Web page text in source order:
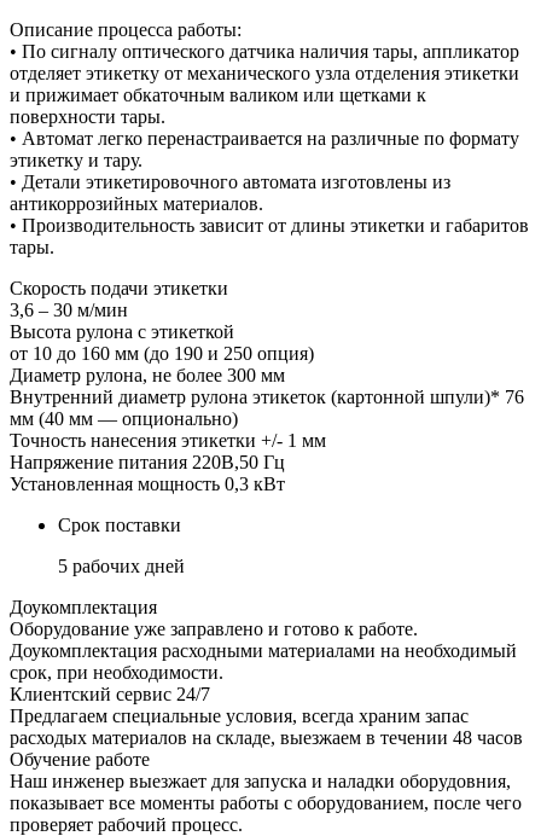
Описание процесса работы:
• По сигналу оптического датчика наличия тары, аппликатор
отделяет этикетку от механического узла отделения этикетки
и прижимает обкаточным валиком или щетками к
поверхности тары.
• Автомат легко перенастраивается на различные по формату
этикетку и тару.
• Детали этикетировочного автомата изготовлены из
антикоррозийных материалов.
• Производительность зависит от длины этикетки и габаритов
тары.
Скорость подачи этикетки
3,6 – 30 м/мин
Высота рулона с этикеткой
от 10 до 160 мм (до 190 и 250 опция)
Диаметр рулона, не более 300 мм
Внутренний диаметр рулона этикеток (картонной шпули)* 76
мм (40 мм — опционально)
Точность нанесения этикетки +/- 1 мм
Напряжение питания 220В,50 Гц
Установленная мощность 0,3 кВт
Срок поставки
5 рабочих дней
Доукомплектация
Оборудование уже заправлено и готово к работе.
Доукомплектация расходными материалами на необходимый
срок, при необходимости.
Клиентский сервис 24/7
Предлагаем специальные условия, всегда храним запас
расходых материалов на складе, выезжаем в течении 48 часов
Обучение работе
Наш инженер выезжает для запуска и наладки оборудовния,
показывает все моменты работы с оборудованием, после чего
проверяет рабочий процесс.